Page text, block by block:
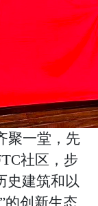
聚一堂，先
社区，步
史建筑和以
的创新生态